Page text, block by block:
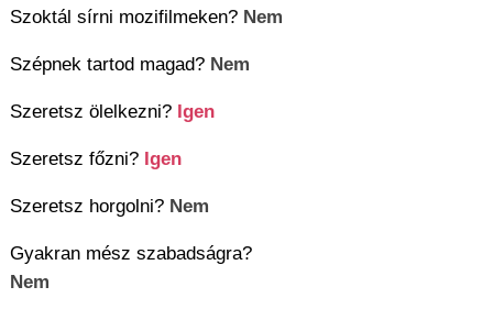
Szoktál sírni mozifilmeken? Nem
Szépnek tartod magad? Nem
Szeretsz ölelkezni? Igen
Szeretsz főzni? Igen
Szeretsz horgolni? Nem
Gyakran mész szabadságra?
Nem